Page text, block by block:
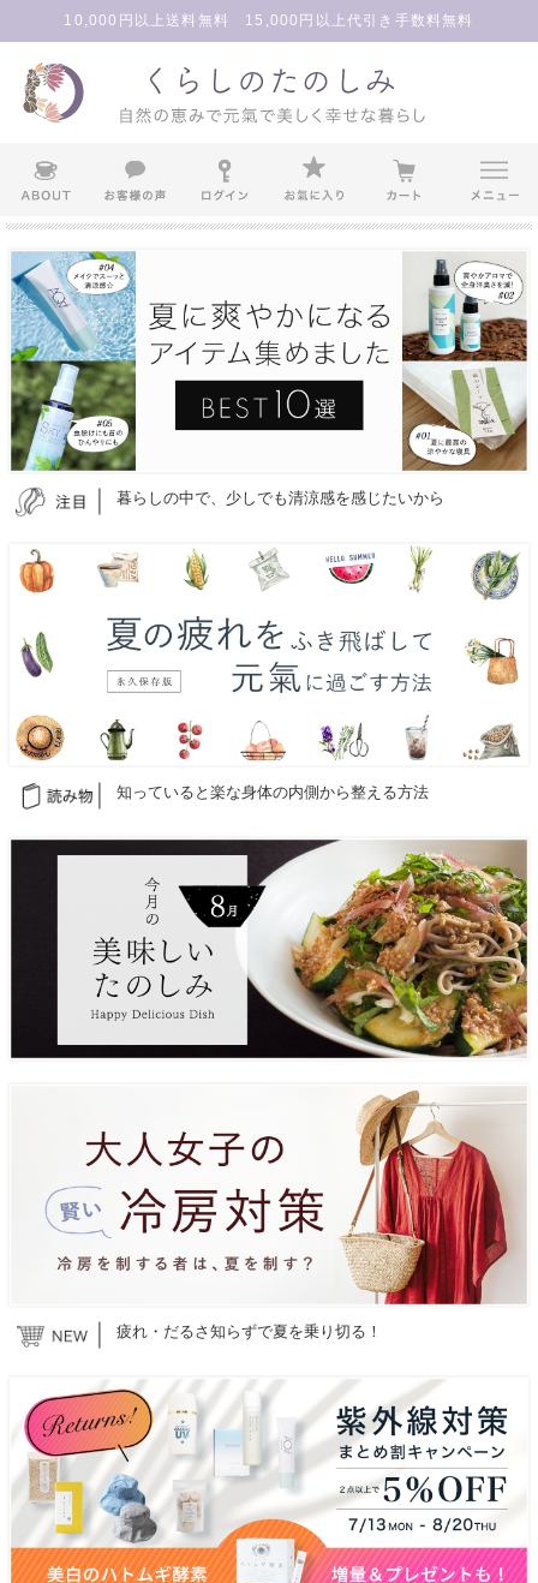
10,000円以上送料無料 15,000円以上代引き手数料無料
暮らしの中で、少しでも清涼感を感じたいから
知っていると楽な身体の内側から整える方法
疲れ・だるさ知らずで夏を乗り切る！